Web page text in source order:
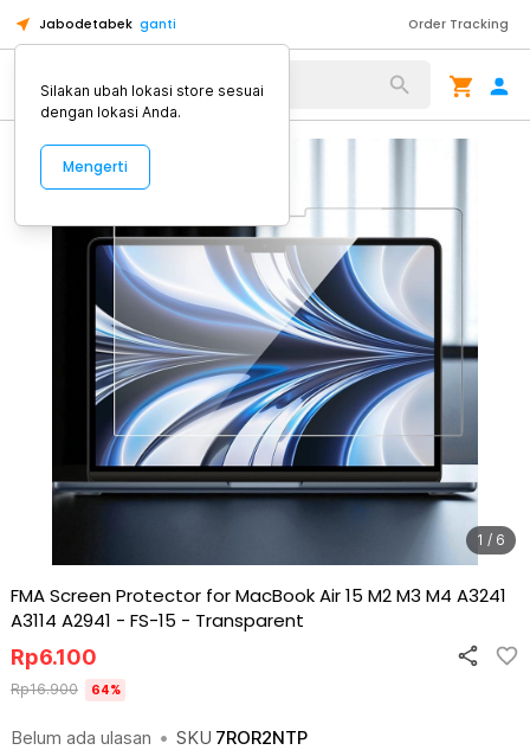
Jabodetabek ganti Order Tracking
Alat Kopi
1 / 6
FMA Screen Protector for MacBook Air 15 M2 M3 M4 A3241
A3114 A2941 - FS-15 - Transparent
Belum ada ulasan • SKU 7ROR2NTP
Rp6.100
Rp16.900 64%
Silakan ubah lokasi store sesuai
dengan lokasi Anda.
Mengerti